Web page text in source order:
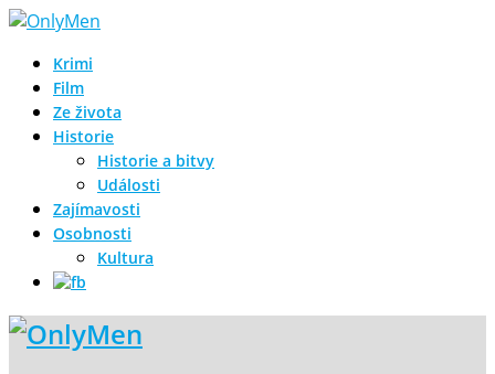
Krimi
Film
Ze života
Historie
Historie a bitvy
Události
Zajímavosti
Osobnosti
Kultura